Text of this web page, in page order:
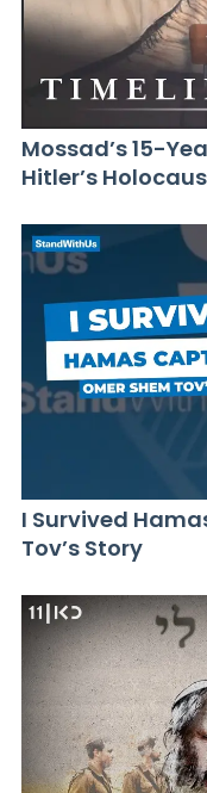
Mossad’s 15-
Hitler’s
I Survived
Tov’s Story